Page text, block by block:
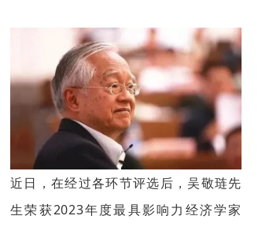
近日，在经过各环节评选后，吴敬琏先
生荣获2023年度最具影响力经济学家